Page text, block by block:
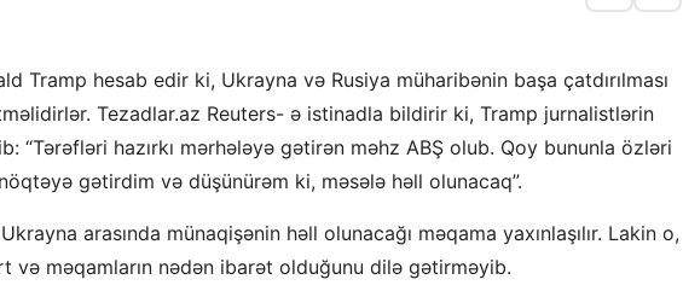
Tramp hesab edir ki, Ukrayna və Rusiya müharibənin başa çatdırılması
Tezadlar.az Reuters- ə istinadla bildirir ki, Tramp jurnalistlərin
“Tərəfləri hazırkı mərhələyə gətirən məhz ABŞ olub. Qoy bununla özləri
gətirdim və düşünürəm ki, məsələ həll olunacaq”.
arasında münaqişənin həll olunacağı məqama yaxınlaşılır. Lakin o,
və məqamların nədən ibarət olduğunu dilə gətirməyib.